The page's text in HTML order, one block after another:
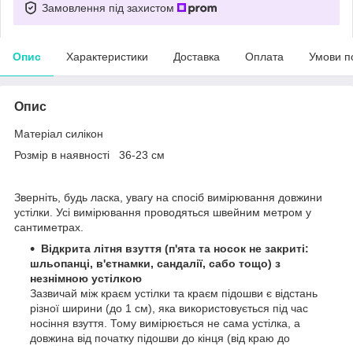
Замовлення під захистом
Опис Характеристики Доставка Оплата Умови
Опис
Матеріал силікон
Розмір в наявності 36-23 см
Зверніть, будь ласка, увагу на спосіб вимірювання довжини
устілки. Усі вимірювання проводяться швейним метром у
сантиметрах.
Відкрита літня взуття (п'ята та носок не закриті:
шльопанці, в'єтнамки, сандалії, сабо тощо) з
незнімною устілкою
Зазвичай між краєм устілки та краєм підошви є відстань
різної ширини (до 1 см), яка використовується під час
носіння взуття. Тому вимірюється не сама устілка, а
довжина від початку підошви до кінця (від краю до